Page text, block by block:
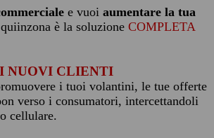
e vuoi aumentare la tua
è la soluzione COMPLETA
NUOVI CLIENTI
i tuoi volantini, le tue offerte
verso i consumatori, intercettandoli
cellulare.